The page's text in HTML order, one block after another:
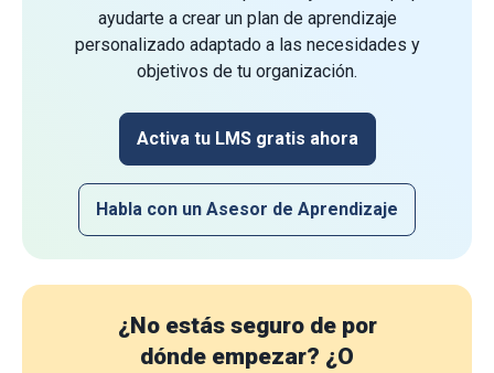
ayudarte a crear un plan de aprendizaje
personalizado adaptado a las necesidades y
objetivos de tu organización.
Activa tu LMS gratis ahora
Habla con un Asesor de Aprendizaje
¿No estás seguro de por
dónde empezar? ¿O